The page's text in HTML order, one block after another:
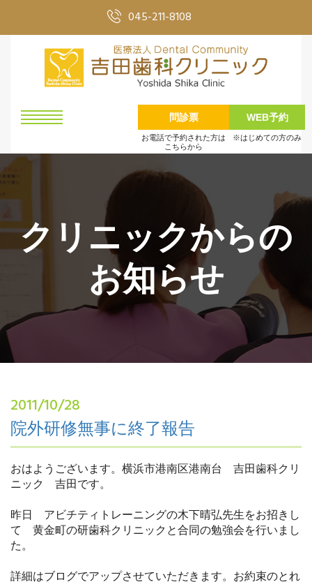
045-211-8108
問診票
お電話で予約された方は
こちらから
WEB予約
※はじめての方のみ
クリニックからの
お知らせ
2011/10/28
院外研修無事に終了報告
おはようございます。横浜市港南区港南台 吉田歯科クリ
ニック 吉田です。
昨日 アビチティトレーニングの木下晴弘先生をお招きし
て 黄金町の研歯科クリニックと合同の勉強会を行いまし
た。
詳細はブログでアップさせていただきます。お約束のとれ